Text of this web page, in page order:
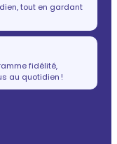
tout en gardant
fidélité,
au quotidien !